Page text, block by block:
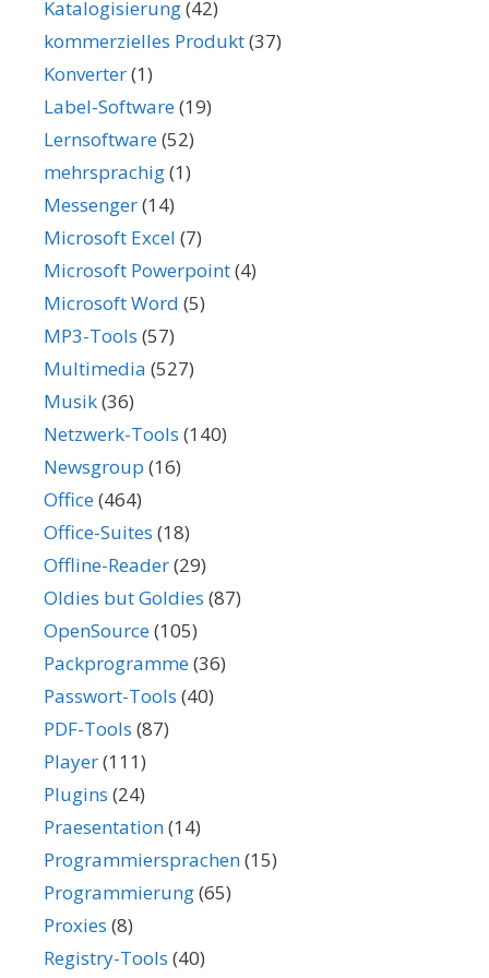
Katalogisierung(42)
kommerzielles Produkt(37)
Konverter(1)
Label-Software(19)
Lernsoftware(52)
mehrsprachig(1)
Messenger(14)
Microsoft Excel (7)
Microsoft Powerpoint(4)
Microsoft Word (5)
MP3-Tools (57)
Multimedia (527)
Musik(36)
Netzwerk-Tools (140)
Newsgroup (16)
Office(464)
Office-Suites (18)
Offline-Reader(29)
Oldies but Goldies (87)
OpenSource(105)
Packprogramme(36)
Passwort-Tools (40)
PDF-Tools (87)
Player(111)
Plugins (24)
Praesentation(14)
Programmiersprachen(15)
Programmierung(65)
Proxies (8)
Registry-Tools (40)